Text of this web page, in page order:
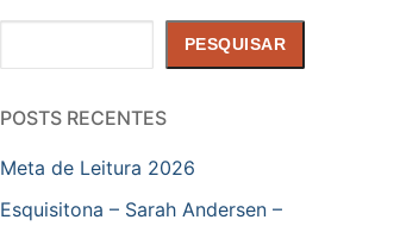
PESQUISAR
POSTS RECENTES
Meta de Leitura 2026
Esquisitona – Sarah Andersen –